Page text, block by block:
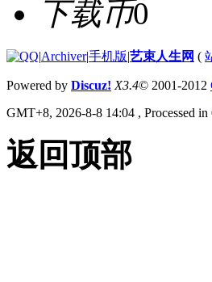
下载币0
|Archiver|手机版|艺束人生网 (
Powered by Discuz! X3.4© 2001-2012
GMT+8, 2026-8-8 14:04 , Processed
返回顶部